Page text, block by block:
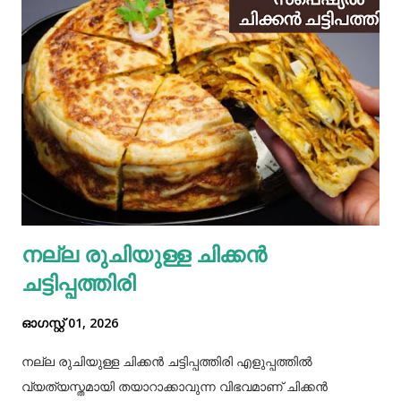
നല്ല രുചിയുള്ള ചിക്കൻ
ചട്ടിപ്പത്തിരി
ഓഗസ്റ്റ് 01, 2026
നല്ല രുചിയുള്ള ചിക്കൻ ചട്ടിപ്പത്തിരി എളുപ്പത്തിൽ
വ്യത്യസ്തമായി തയാറാക്കാവുന്ന വിഭവമാണ് ചിക്കൻ